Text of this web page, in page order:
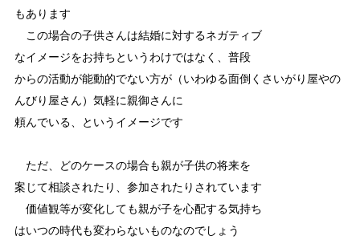
もあります
この場合の子供さんは結婚に対するネガティブ
なイメージをお持ちというわけではなく、普段
からの活動が能動的でない方が（いわゆる面倒くさいがり屋やの
んびり屋さん）気軽に親御さんに
頼んでいる、というイメージです
ただ、どのケースの場合も親が子供の将来を
案じて相談されたり、参加されたりされています
価値観等が変化しても親が子を心配する気持ち
はいつの時代も変わらないものなのでしょう